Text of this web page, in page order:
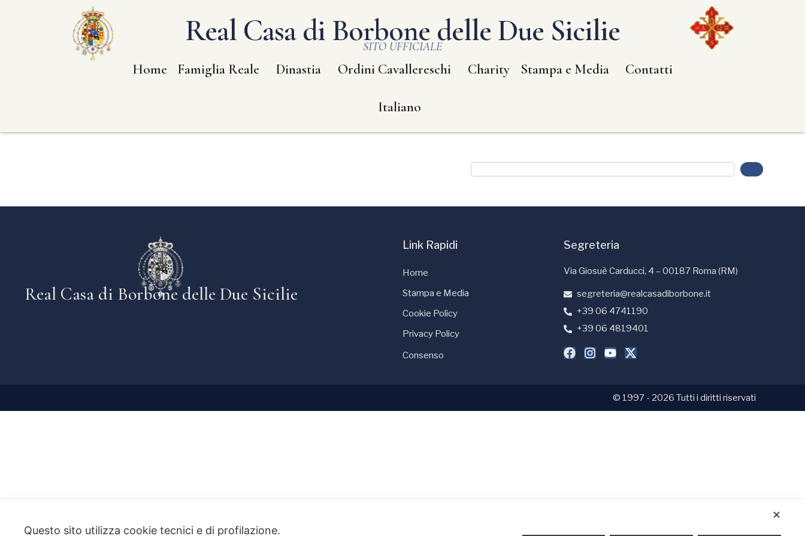
Real Casa di Borbone delle Due Sicilie
SITO UFFICIALE
Home Famiglia Reale Dinastia Ordini Cavallereschi Charity Stampa e Media Contatti
Italiano
Real Casa di Borbone delle Due Sicilie
Link Rapidi
Home
Stampa e Media
Cookie Policy
Privacy Policy
Consenso
Segreteria
Via Giosuè Carducci, 4 – 00187 Roma (RM)
segreteria@realcasadiborbone.it
+39 06 4741190
+39 06 4819401
© 1997 - 2026 Tutti i diritti riservati
✕
Questo sito utilizza cookie tecnici e di profilazione.